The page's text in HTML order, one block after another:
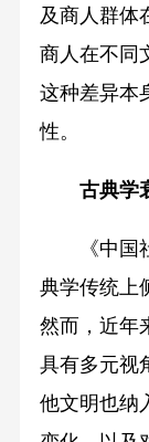
及商人群体
商人在不同
这种差异本
性。
古典学
《中
典学传统上
然而，近年
具有多元视
他文明也纳